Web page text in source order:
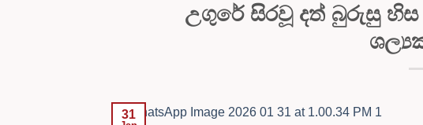
උගුරේ සිරවූ දත් බුරුසු
31